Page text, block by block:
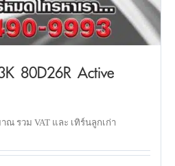
80D26R Active
ณ รวม VAT และ เทิร์นลูกเก่า